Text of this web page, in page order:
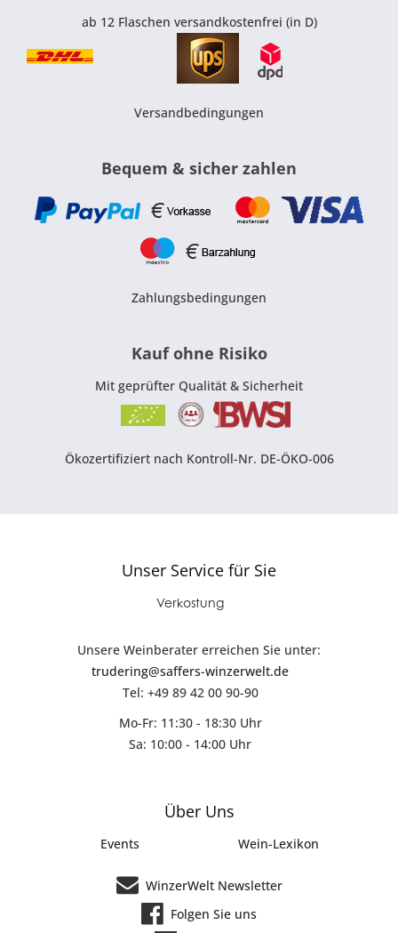
ab 12 Flaschen versandkostenfrei (in D)
Versandbedingungen
Bequem & sicher zahlen
Zahlungsbedingungen
Kauf ohne Risiko
Mit geprüfter Qualität & Sicherheit
Ökozertifiziert nach Kontroll-Nr. DE-ÖKO-006
Unser Service für Sie
Verkostung
Unsere Weinberater erreichen Sie unter:
trudering@saffers-winzerwelt.de
Tel: +49 89 42 00 90-90
Mo-Fr: 11:30 - 18:30 Uhr
Sa: 10:00 - 14:00 Uhr
Über Uns
Events Wein-Lexikon
WinzerWelt Newsletter
Folgen Sie uns